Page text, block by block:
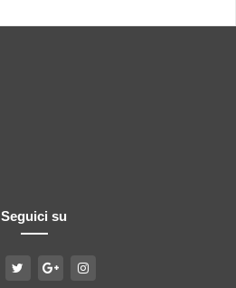
Seguici su